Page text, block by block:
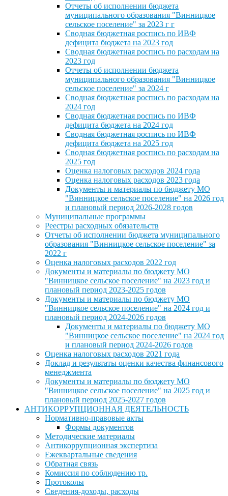
Отчеты об исполнении бюджета
муниципального образования "Винницкое
сельское поселение" за 2023 г г
Сводная бюджетная роспись по ИВФ
дефицита бюджета на 2023 год
Сводная бюджетная роспись по расходам на
2023 год
Отчеты об исполнении бюджета
муниципального образования "Винницкое
сельское поселение" за 2024 г
Сводная бюджетная роспись по расходам на
2024 год
Сводная бюджетная роспись по ИВФ
дефицита бюджета на 2024 год
Сводная бюджетная роспись по ИВФ
дефицита бюджета на 2025 год
Сводная бюджетная роспись по расходам на
2025 год
Оценка налоговых расходов 2024 года
Оценка налоговых расходов 2023 года
Документы и материалы по бюджету МО
"Винницкое сельское поселение" на 2026 год
и плановый период 2026-2028 годов
Муниципальные программы
Реестры расходных обязательств
Отчеты об исполнении бюджета муниципального
образования "Винницкое сельское поселение" за
2022 г
Оценка налоговых расходов 2022 год
Документы и материалы по бюджету МО
"Винницкое сельское поселение" на 2023 год и
плановый период 2023-2025 годов
Документы и материалы по бюджету МО
"Винницкое сельское поселение" на 2024 год и
плановый период 2024-2026 годов
Документы и материалы по бюджету МО
"Винницкое сельское поселение" на 2024 год
и плановый период 2024-2026 годов
Оценка налоговых расходов 2021 года
Доклад и результаты оценки качества финансового
менеджмента
Документы и материалы по бюджету МО
"Винницкое сельское поселение" на 2025 год и
плановый период 2025-2027 годов
АНТИКОРРУПЦИОННАЯ ДЕЯТЕЛЬНОСТЬ
Нормативно-правовые акты
Формы документов
Методические материалы
Антикоррупционная экспертиза
Ежеквартальные сведения
Обратная связь
Комиссия по соблюдению тр.
Протоколы
Сведения-доходы, расходы